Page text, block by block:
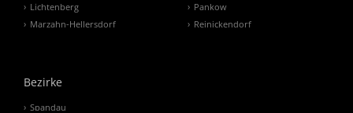
Lichtenberg
Marzahn-Hellersdorf
Pankow
Reinickendorf
Bezirke
Spandau